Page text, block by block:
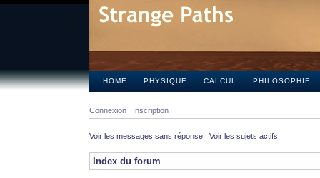
HOME PHYSIQUE CALCUL PHILOSOPHIE
Connexion Inscription
Voir les messages sans réponse | Voir les sujets actifs
Index du forum